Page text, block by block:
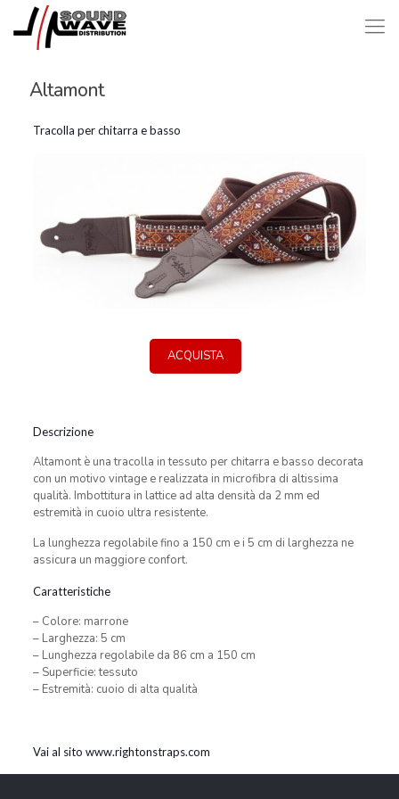
Altamont
Tracolla per chitarra e basso
ACQUISTA
Descrizione
Altamont è una tracolla in tessuto per chitarra e basso decorata
con un motivo vintage e realizzata in microfibra di altissima
qualità. Imbottitura in lattice ad alta densità da 2 mm ed
estremità in cuoio ultra resistente.
La lunghezza regolabile fino a 150 cm e i 5 cm di larghezza ne
assicura un maggiore confort.
Caratteristiche
– Colore: marrone
– Larghezza: 5 cm
– Lunghezza regolabile da 86 cm a 150 cm
– Superficie: tessuto
– Estremità: cuoio di alta qualità
Vai al sito www.rightonstraps.com